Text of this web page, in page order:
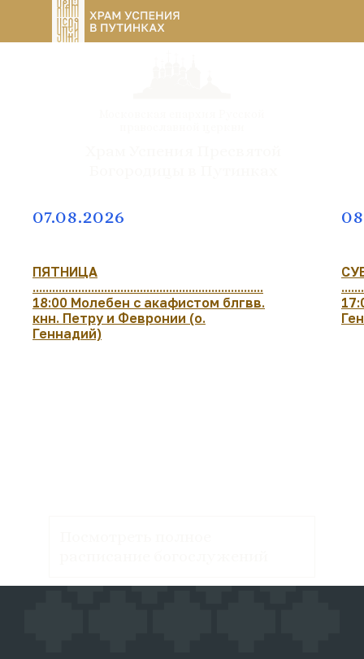
07.08.2026
ПЯТНИЦА
.......................................................................
18:00 Молебен с акафистом блгвв.
кнн. Петру и Февронии (о.
Геннадий)